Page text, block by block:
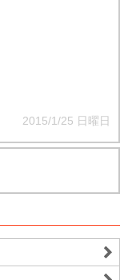
2015/1/25 日曜日